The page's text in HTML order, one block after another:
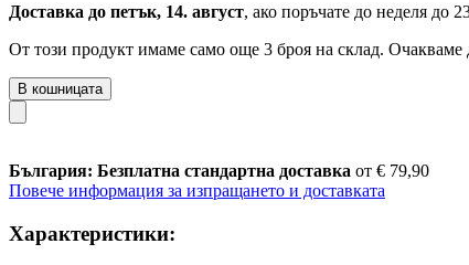
Доставка до петък, 14. август, ако поръчате до неделя до
От този продукт имаме само още 3 броя на склад.
В кошницата
България: Безплатна стандартна доставка от € 79,90
Повече информация за изпращането и доставката
Характеристики: